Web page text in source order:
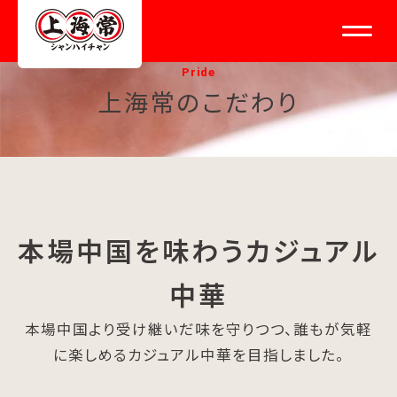
Pride
上海常のこだわり
本場中国を味わうカジュアル
中華
本場中国より受け継いだ味を守りつつ、誰もが気軽
に楽しめるカジュアル中華を目指しました。